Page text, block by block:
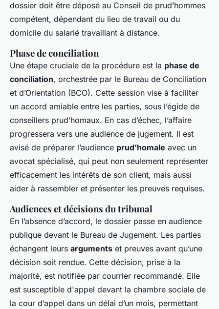
dossier doit être déposé au Conseil de prud’hommes
compétent, dépendant du lieu de travail ou du
domicile du salarié travaillant à distance.
Phase de conciliation
Une étape cruciale de la procédure est la phase de
conciliation, orchestrée par le Bureau de Conciliation
et d’Orientation (BCO). Cette session vise à faciliter
un accord amiable entre les parties, sous l’égide de
conseillers prud’homaux. En cas d’échec, l’affaire
progressera vers une audience de jugement. Il est
avisé de préparer l’audience prud'homale avec un
avocat spécialisé, qui peut non seulement représenter
efficacement les intérêts de son client, mais aussi
aider à rassembler et présenter les preuves requises.
Audiences et décisions du tribunal
En l’absence d’accord, le dossier passe en audience
publique devant le Bureau de Jugement. Les parties
échangent leurs arguments et preuves avant qu’une
décision soit rendue. Cette décision, prise à la
majorité, est notifiée par courrier recommandé. Elle
est susceptible d'appel devant la chambre sociale de
la cour d’appel dans un délai d’un mois, permettant